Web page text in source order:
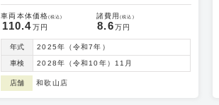
車両本体価格(税込)
110.4万円
諸費用(税込)
8.6万円
年式 2025年（令和7年）
車検 2028年（令和10年）11月
店舗 和歌山店